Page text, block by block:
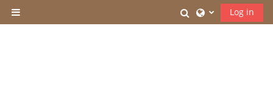
Bočný panel
PrepnúťLog in